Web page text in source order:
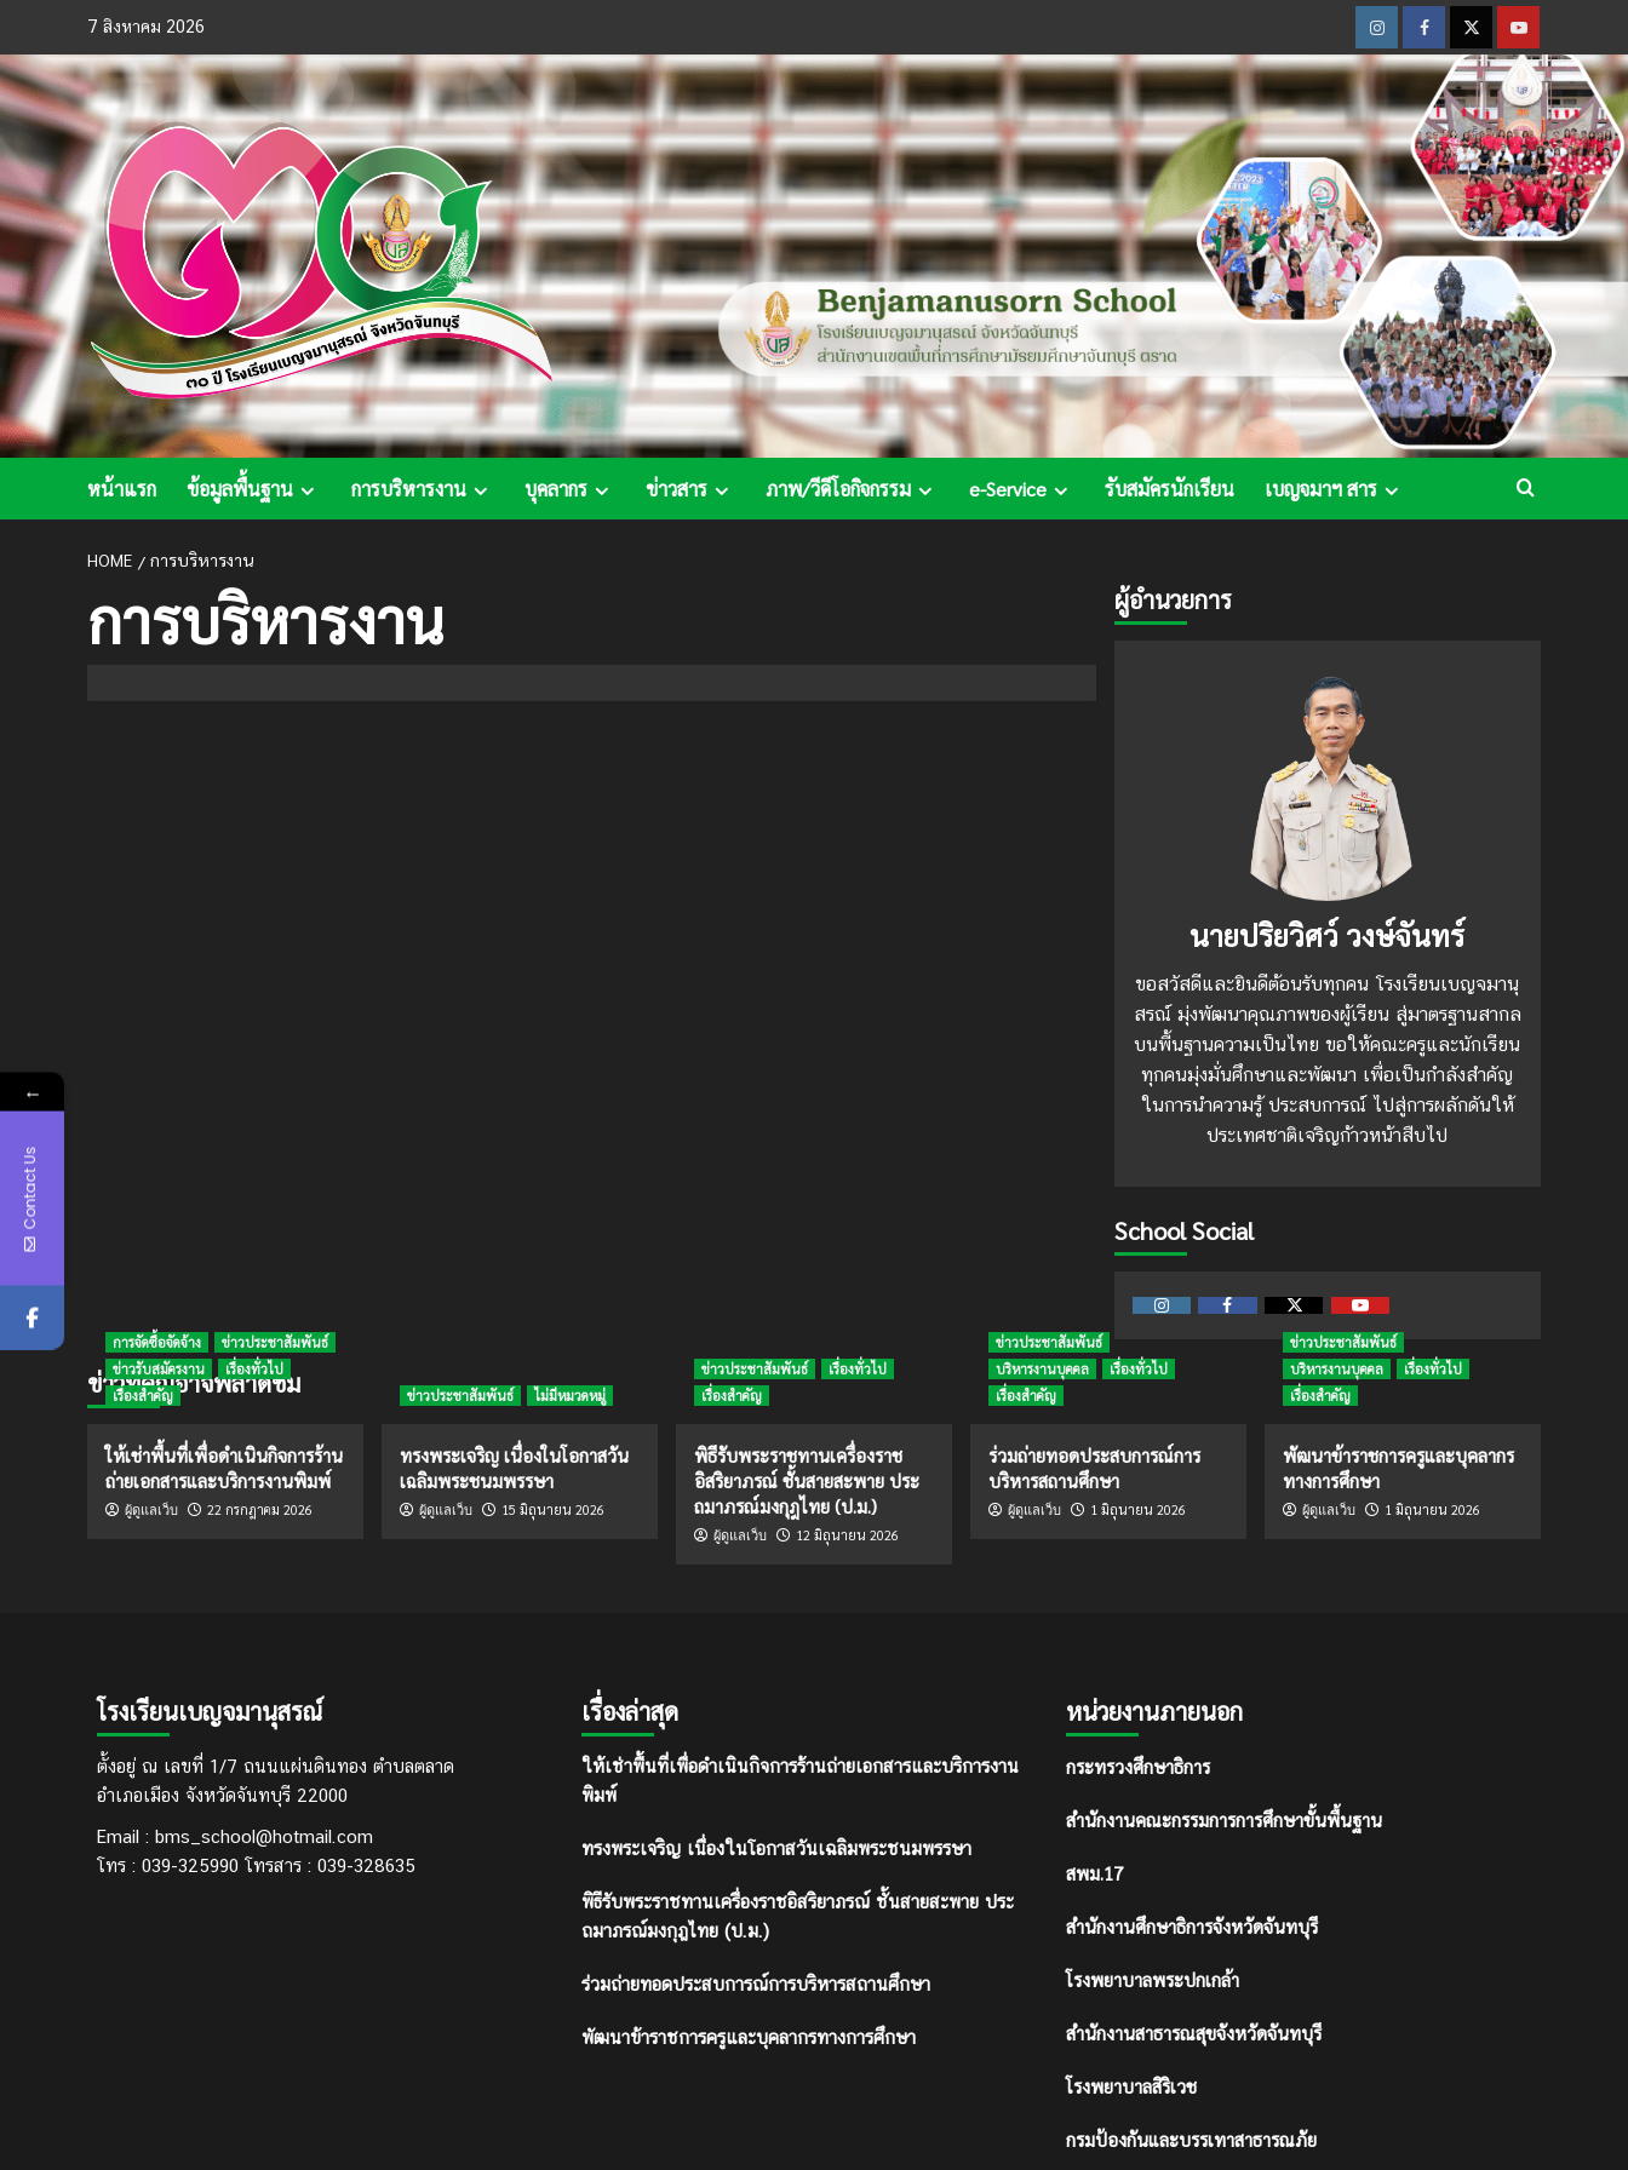
content
7 สิงหาคม 2026
InstagramFacebookTwitterYoutube
หน้าแรก ข้อมูลพื้นฐาน การบริหารงาน บุคลากร ข่าวสาร ภาพ/วีดีโอกิจกรรม e-Service รับสมัครนักเรียน เบญจมาฯ สาร
HOME การบริหารงาน
การบริหารงาน ผู้อำนวยการ
นายปริยวิศว์ วงษ์จันทร์
ขอสวัสดีและยินดีต้อนรับทุกคน โรงเรียนเบญจมานุ
สรณ์ มุ่งพัฒนาคุณภาพของผู้เรียน สู่มาตรฐานสากล
บนพื้นฐานความเป็นไทย ขอให้คณะครูและนักเรียน
ทุกคนมุ่งมั่นศึกษาและพัฒนา เพื่อเป็นกำลังสำคัญ
ในการนำความรู้ ประสบการณ์ ไปสู่การผลักดันให้
ประเทศชาติเจริญก้าวหน้าสืบไป
School Social
InstagramFacebookTwitter Youtube
ข่าวที่คุณอาจพลาดชม
การจัดซื้อจัดจ้าง
ข่าวประชาสัมพันธ์
ข่าวรับสมัครงาน
เรื่องทั่วไป
เรื่องสำคัญ
ให้เช่าพื้นที่เพื่อดำเนินกิจการร้าน
ถ่ายเอกสารและบริการงานพิมพ์
ผู้ดูแลเว็บ 22 กรกฎาคม 2026
ข่าวประชาสัมพันธ์ ไม่มีหมวดหมู่
ทรงพระเจริญ เนื่องในโอกาสวัน
เฉลิมพระชนมพรรษา
ผู้ดูแลเว็บ 15 มิถุนายน 2026
ข่าวประชาสัมพันธ์
เรื่องทั่วไป
เรื่องสำคัญ
พิธีรับพระราชทานเครื่องราช
อิสริยาภรณ์ ชั้นสายสะพาย ประ
ถมาภรณ์มงกุฎไทย (ป.ม.)
ผู้ดูแลเว็บ 12 มิถุนายน 2026
ข่าวประชาสัมพันธ์
บริหารงานบุคคล
เรื่องทั่วไป
เรื่องสำคัญ
ร่วมถ่ายทอดประสบการณ์การ
บริหารสถานศึกษา
ผู้ดูแลเว็บ 1 มิถุนายน 2026
ข่าวประชาสัมพันธ์
บริหารงานบุคคล
เรื่องทั่วไป
เรื่องสำคัญ
พัฒนาข้าราชการครูและบุคลากร
ทางการศึกษา
ผู้ดูแลเว็บ 1 มิถุนายน 2026
โรงเรียนเบญจมานุสรณ์
ตั้งอยู่ ณ เลขที่ 1/7 ถนนแผ่นดินทอง ตำบลตลาด
อำเภอเมือง จังหวัดจันทบุรี 22000
Email : bms_school@hotmail.com
โทร : 039-325990 โทรสาร : 039-328635
เรื่องล่าสุด
ให้เช่าพื้นที่เพื่อดำเนินกิจการร้านถ่ายเอกสารและบริการงาน
พิมพ์
ทรงพระเจริญ เนื่องในโอกาสวันเฉลิมพระชนมพรรษา
พิธีรับพระราชทานเครื่องราชอิสริยาภรณ์ ชั้นสายสะพาย ประ
ถมาภรณ์มงกุฎไทย (ป.ม.)
ร่วมถ่ายทอดประสบการณ์การบริหารสถานศึกษา
พัฒนาข้าราชการครูและบุคลากรทางการศึกษา
หน่วยงานภายนอก
กระทรวงศึกษาธิการ
สำนักงานคณะกรรมการการศึกษาขั้นพื้นฐาน
สพม.17
สำนักงานศึกษาธิการจังหวัดจันทบุรี
โรงพยาบาลพระปกเกล้า
สำนักงานสาธารณสุขจังหวัดจันทบุรี
โรงพยาบาลสิริเวช
กรมป้องกันและบรรเทาสาธารณภัย
←
Contact Us